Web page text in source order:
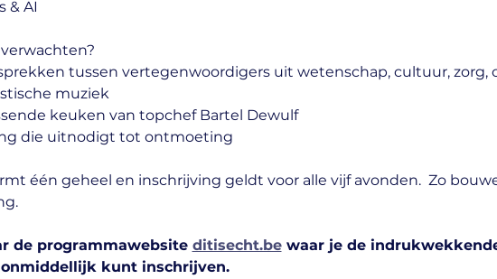
& AI
tussen vertegenwoordigers uit wetenschap, cultuur, zorg,
muziek
keuken van topchef Bartel Dewulf
die uitnodigt tot ontmoeting
één geheel en inschrijving geldt voor alle vijf avonden.  Zo
de programmawebsite ditisecht.be waar je de
kunt inschrijven.